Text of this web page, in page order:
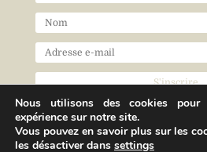
Nous utilisons des cookies
expérience sur notre site.
Vous pouvez en savoir plus sur les
les désactiver dans settings